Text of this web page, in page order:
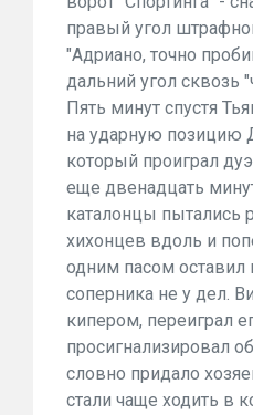
правый угол
"Адриано, точно
дальний угол сквозь
Пять минут спустя
на ударную позицию
который проиграл
еще двенадцать
каталонцы пытались
хихонцев вдоль и
одним пасом
соперника не у дел.
кипером, переиграл
просигнализировал
словно придало
стали чаще ходить в